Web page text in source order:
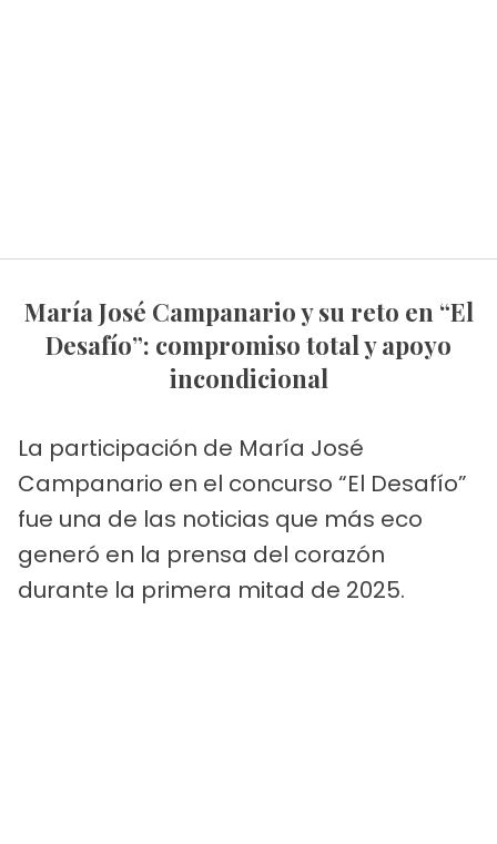
María José Campanario y su reto en “El
Desafío”: compromiso total y apoyo
incondicional
La participación de María José
Campanario en el concurso “El Desafío”
fue una de las noticias que más eco
generó en la prensa del corazón
durante la primera mitad de 2025.